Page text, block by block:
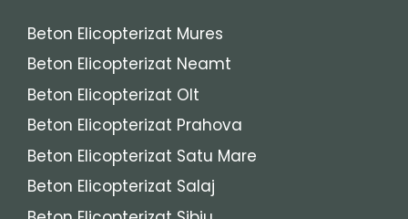
Beton Elicopterizat Mures
Beton Elicopterizat Neamt
Beton Elicopterizat Olt
Beton Elicopterizat Prahova
Beton Elicopterizat Satu Mare
Beton Elicopterizat Salaj